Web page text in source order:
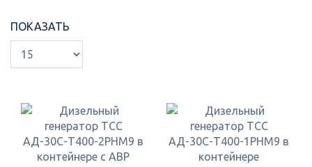
ПОКАЗАТЬ